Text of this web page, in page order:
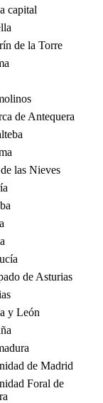
capital
de la Torre
de Antequera
las Nieves
de Asturias
y León
de Madrid
Foral de